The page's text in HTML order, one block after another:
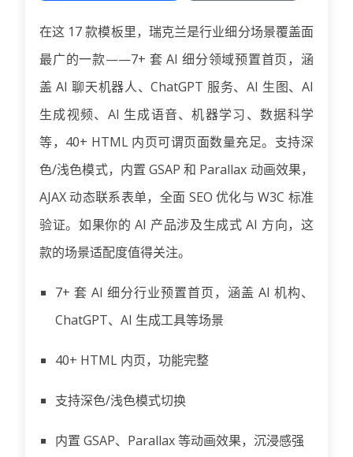
在这 17 款模板里，瑞克兰是行业细分场景覆盖面
最广的一款——7+ 套 AI 细分领域预置首页，涵
盖 AI 聊天机器人、ChatGPT 服务、AI 生图、AI
生成视频、AI 生成语音、机器学习、数据科学
等，40+ HTML 内页可谓页面数量充足。支持深
色/浅色模式，内置 GSAP 和 Parallax 动画效果，
AJAX 动态联系表单，全面 SEO 优化与 W3C 标准
验证。如果你的 AI 产品涉及生成式 AI 方向，这
款的场景适配度值得关注。
7+ 套 AI 细分行业预置首页，涵盖 AI 机构、
ChatGPT、AI 生成工具等场景
40+ HTML 内页，功能完整
支持深色/浅色模式切换
内置 GSAP、Parallax 等动画效果，沉浸感强